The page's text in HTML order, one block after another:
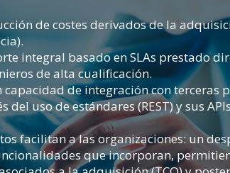
de costes derivados de la
integral basado en SLAs prestado
de alta cualificación.
capacidad de integración con terceras
del uso de estándares (REST) y sus
facilitan a las organizaciones: un
que incorporan,